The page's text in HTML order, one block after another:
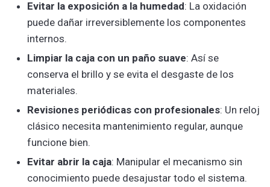
Evitar la exposición a la humedad: La oxidación
puede dañar irreversiblemente los componentes
internos.
Limpiar la caja con un paño suave: Así se
conserva el brillo y se evita el desgaste de los
materiales.
Revisiones periódicas con profesionales: Un reloj
clásico necesita mantenimiento regular, aunque
funcione bien.
Evitar abrir la caja: Manipular el mecanismo sin
conocimiento puede desajustar todo el sistema.